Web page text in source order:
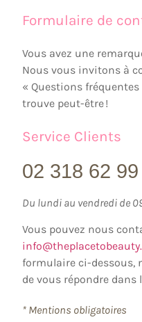
Formulaire de
Vous avez une
Nous vous invitons à
« Questions fréquentes
trouve peut-être !
Service Clients
02 318 62 99
Du lundi au vendredi de
Vous pouvez nous
formulaire ci-dessous,
de vous répondre dans
* Mentions obligatoires